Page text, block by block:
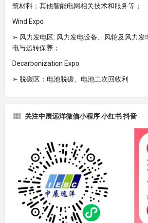
筑材料；其他智能电网相关技术和服务等；
Wind Expo
➢ 风力发电区: 风力发电设备、风轮及风力发
电与运转保养；
Decarbonization Expo
➢ 脱碳区：电池脱碳、电池二次回收利
关注中展远洋微信小程序 小红书 抖音